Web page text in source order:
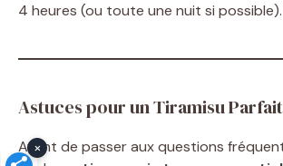
4 heures (ou toute une nuit si possible).
Astuces pour un Tiramisu Parfait
Avant de passer aux questions
×